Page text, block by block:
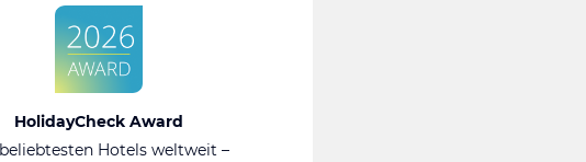
HolidayCheck Award
Hotels weltweit –